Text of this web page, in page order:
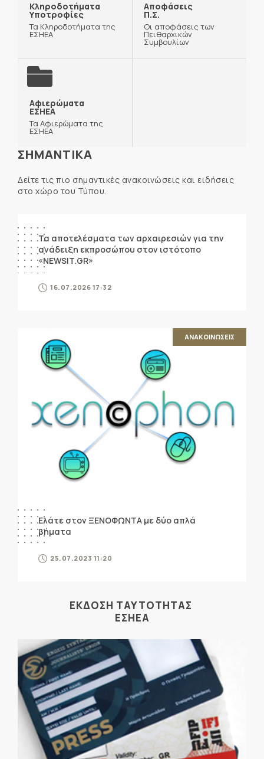
Κληροδοτήματα
Υποτροφίες
Τα Κληροδοτήματα της
ΕΣΗΕΑ
Αποφάσεις
Π.Σ.
Οι αποφάσεις των
Πειθαρχικών
Συμβουλίων
Αφιερώματα
ΕΣΗΕΑ
Τα Αφιερώματα της
ΕΣΗΕΑ
ΣΗΜΑΝΤΙΚΑ
Δείτε τις πιο σημαντικές ανακοινώσεις και ειδήσεις
στο χώρο του Τύπου.
Τα αποτελέσματα των αρχαιρεσιών για την
ανάδειξη εκπροσώπου στον ιστότοπο
«NEWSIT.GR»
16.07.2026 17:32
ΑΝΑΚΟΙΝΩΣΕΙΣ
Ελάτε στον ΞΕΝΟΦΩΝΤΑ με δύο απλά
βήματα
25.07.2023 11:20
ΕΚΔΟΣΗ ΤΑΥΤΟΤΗΤΑΣ
ΕΣΗΕΑ